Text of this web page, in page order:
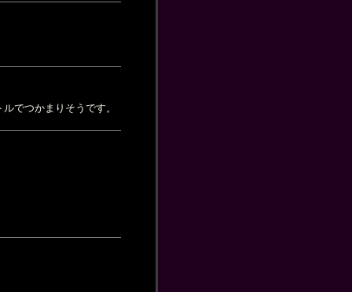
でつかまりそうです。